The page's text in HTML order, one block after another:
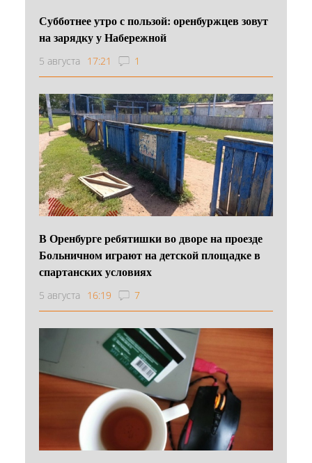
Субботнее утро с пользой: оренбуржцев зовут
на зарядку у Набережной
5 августа 17:21 1
В Оренбурге ребятишки во дворе на проезде
Больничном играют на детской площадке в
спартанских условиях
5 августа 16:19 7